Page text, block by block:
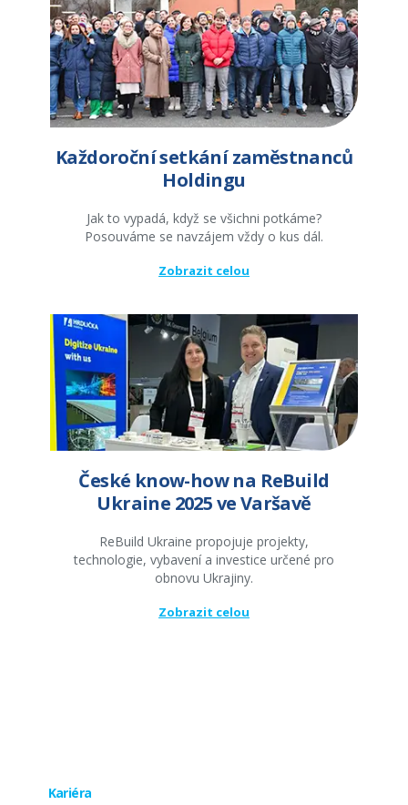
Každoroční setkání zaměstnanců
Holdingu
Jak to vypadá, když se všichni potkáme?
Posouváme se navzájem vždy o kus dál.
Zobrazit celou
České know-how na ReBuild
Ukraine 2025 ve Varšavě
ReBuild Ukraine propojuje projekty,
technologie, vybavení a investice určené pro
obnovu Ukrajiny.
Zobrazit celou
Kariéra